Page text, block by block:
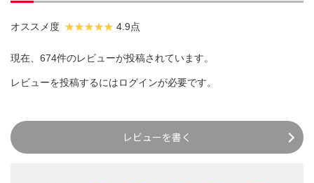
オススメ度 4.9点
現在、674件のレビューが投稿されています。
レビューを投稿するにはログインが必要です。
レビューを書く